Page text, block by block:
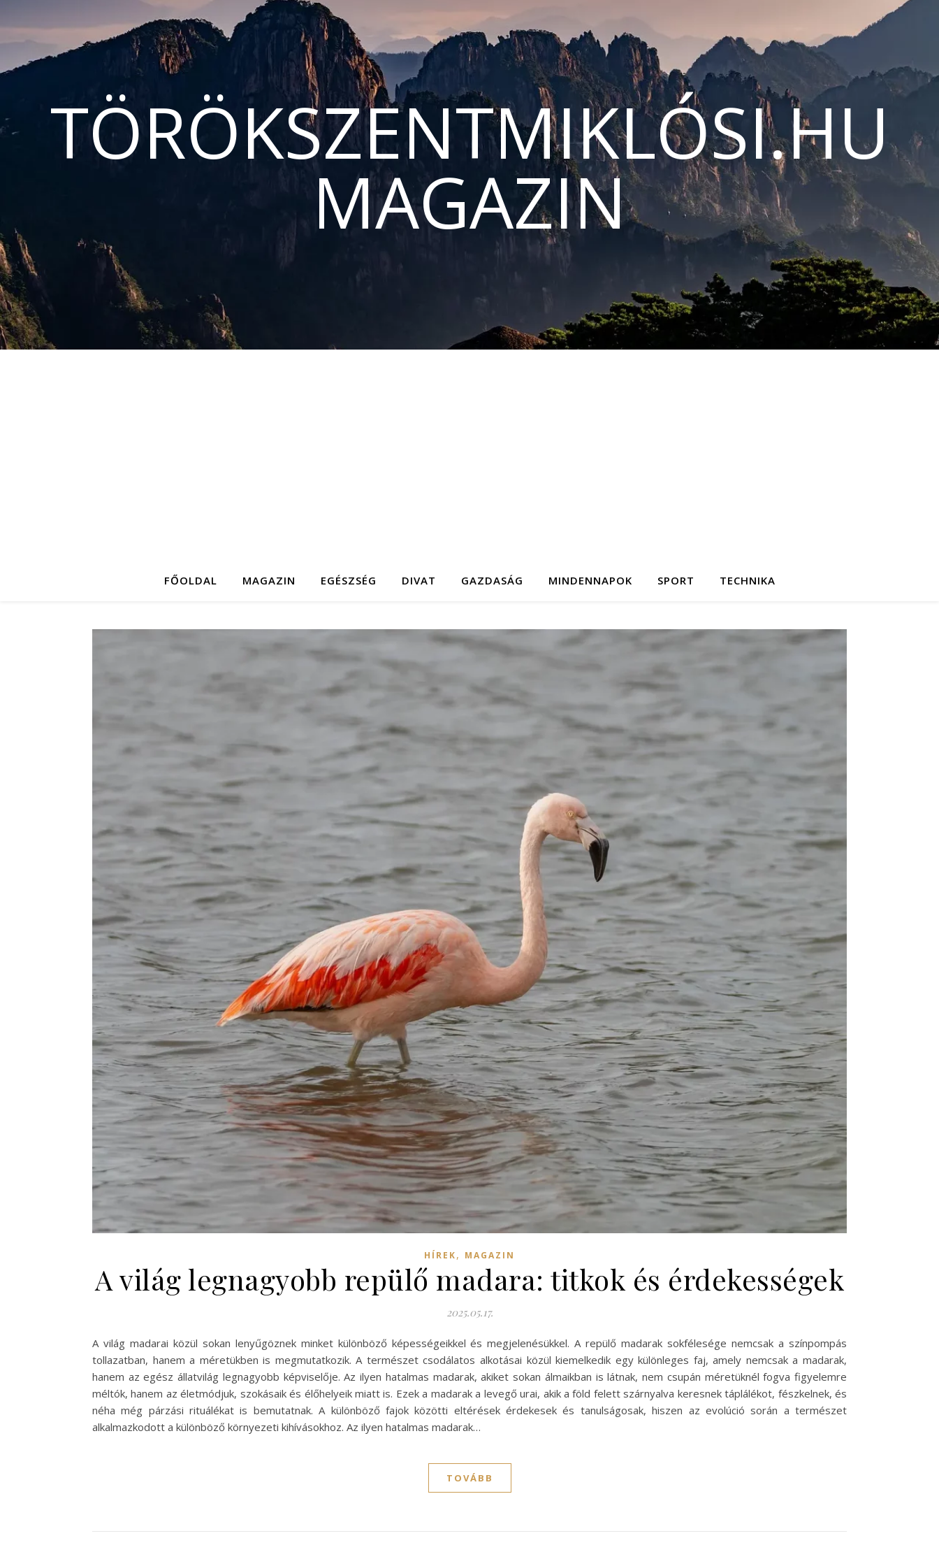
TÖRÖKSZENTMIKLÓSI.HU
MAGAZIN
FŐOLDAL MAGAZIN EGÉSZSÉG DIVAT GAZDASÁG MINDENNAPOK SPORT TECHNIKA
HÍREK, MAGAZIN
A világ legnagyobb repülő madara: titkok és érdekességek
2025.05.17.
A világ madarai közül sokan lenyűgöznek minket különböző képességeikkel és megjelenésükkel. A repülő madarak sokfélesége nemcsak a színpompás
tollazatban, hanem a méretükben is megmutatkozik. A természet csodálatos alkotásai közül kiemelkedik egy különleges faj, amely nemcsak a madarak,
hanem az egész állatvilág legnagyobb képviselője. Az ilyen hatalmas madarak, akiket sokan álmaikban is látnak, nem csupán méretüknél fogva figyelemre
méltók, hanem az életmódjuk, szokásaik és élőhelyeik miatt is. Ezek a madarak a levegő urai, akik a föld felett szárnyalva keresnek táplálékot, fészkelnek, és
néha még párzási rituálékat is bemutatnak. A különböző fajok közötti eltérések érdekesek és tanulságosak, hiszen az evolúció során a természet
alkalmazkodott a különböző környezeti kihívásokhoz. Az ilyen hatalmas madarak…
TOVÁBB